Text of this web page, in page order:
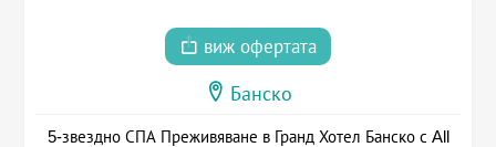
виж офертата
Банско
5-звездно СПА Преживяване в Гранд Хотел Банско с All